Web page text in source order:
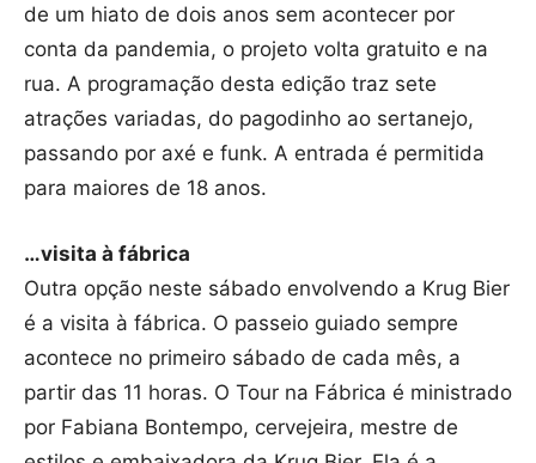
de um hiato de dois anos sem acontecer por
conta da pandemia, o projeto volta gratuito e na
rua. A programação desta edição traz sete
atrações variadas, do pagodinho ao sertanejo,
passando por axé e funk. A entrada é permitida
para maiores de 18 anos.
…visita à fábrica
Outra opção neste sábado envolvendo a Krug Bier
é a visita à fábrica. O passeio guiado sempre
acontece no primeiro sábado de cada mês, a
partir das 11 horas. O Tour na Fábrica é ministrado
por Fabiana Bontempo, cervejeira, mestre de